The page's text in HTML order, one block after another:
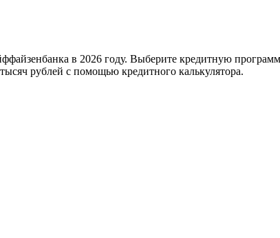
в 2026 году. Выберите кредитную
рублей с помощью кредитного калькулятора.